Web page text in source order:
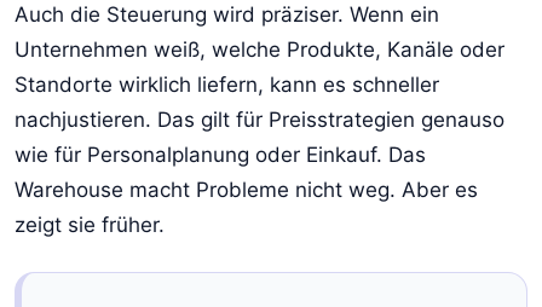
Auch die Steuerung wird präziser. Wenn ein
Unternehmen weiß, welche Produkte, Kanäle oder
Standorte wirklich liefern, kann es schneller
nachjustieren. Das gilt für Preisstrategien genauso
wie für Personalplanung oder Einkauf. Das
Warehouse macht Probleme nicht weg. Aber es
zeigt sie früher.